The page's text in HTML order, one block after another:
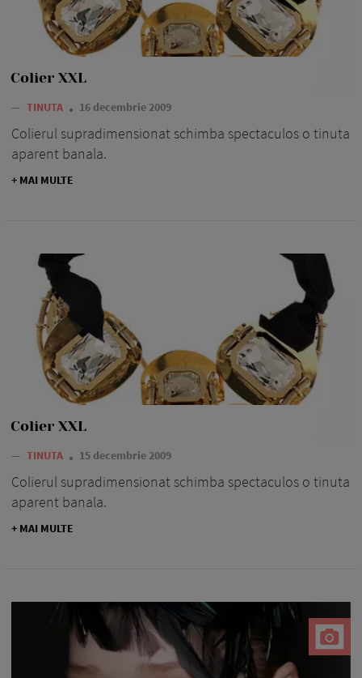
Colier XXL
— TINUTA 16 decembrie 2009
Colierul supradimensionat schimba spectaculos o tinuta
aparent banala.
+ MAI MULTE
Colier XXL
— TINUTA 15 decembrie 2009
Colierul supradimensionat schimba spectaculos o tinuta
aparent banala.
+ MAI MULTE